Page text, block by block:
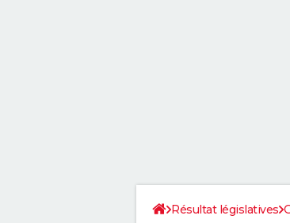
Résultat législatives